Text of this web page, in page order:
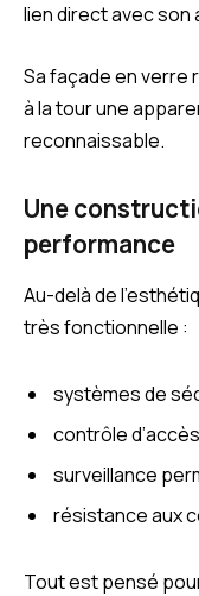
lien direct avec son
Sa façade en verre
à la tour une
reconnaissable.
Une
performance
Au-delà de
très fonctionnelle :
systèmes de
contrôle
surveillance
résistance aux
Tout est pensé